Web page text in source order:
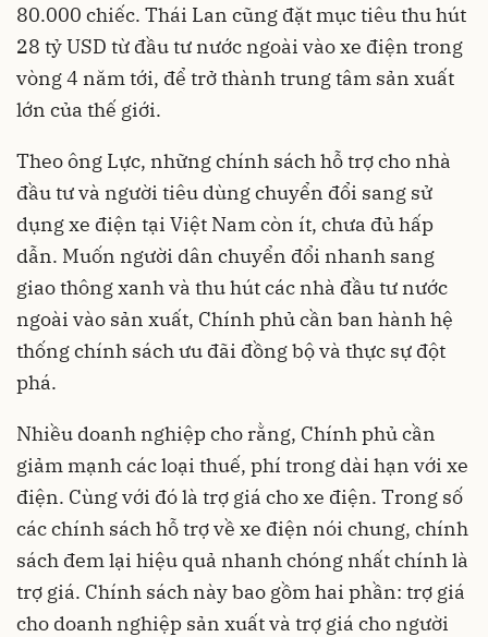
80.000 chiếc. Thái Lan cũng đặt mục tiêu thu hút
28 tỷ USD từ đầu tư nước ngoài vào xe điện trong
vòng 4 năm tới, để trở thành trung tâm sản xuất
lớn của thế giới.
Theo ông Lực, những chính sách hỗ trợ cho nhà
đầu tư và người tiêu dùng chuyển đổi sang sử
dụng xe điện tại Việt Nam còn ít, chưa đủ hấp
dẫn. Muốn người dân chuyển đổi nhanh sang
giao thông xanh và thu hút các nhà đầu tư nước
ngoài vào sản xuất, Chính phủ cần ban hành hệ
thống chính sách ưu đãi đồng bộ và thực sự đột
phá.
Nhiều doanh nghiệp cho rằng, Chính phủ cần
giảm mạnh các loại thuế, phí trong dài hạn với xe
điện. Cùng với đó là trợ giá cho xe điện. Trong số
các chính sách hỗ trợ về xe điện nói chung, chính
sách đem lại hiệu quả nhanh chóng nhất chính là
trợ giá. Chính sách này bao gồm hai phần: trợ giá
cho doanh nghiệp sản xuất và trợ giá cho người